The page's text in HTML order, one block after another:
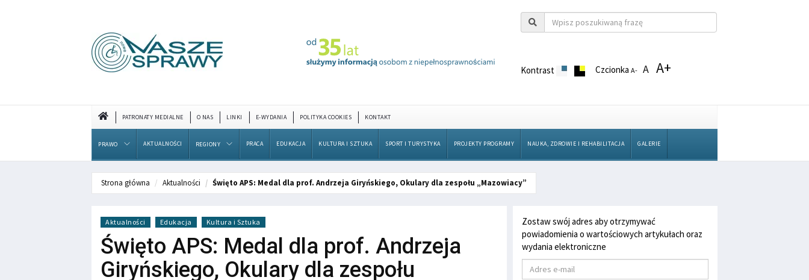
Kontrast CzcionkaA- A A+
PATRONATY MEDIALNE O NAS LINKI E-WYDANIA POLITYKA COOKIES KONTAKT
PRAWO AKTUALNOŚCI REGIONY PRACA EDUKACJA KULTURA I SZTUKA SPORT I TURYSTYKA PROJEKTY PROGRAMY NAUKA, ZDROWIE I REHABILITACJA GALERIE
Strona główna Aktualności Święto APS: Medal dla prof. Andrzeja Giryńskiego, Okulary dla zespołu „Mazowiacy”
Aktualności Edukacja Kultura i Sztuka
Święto APS: Medal dla prof. Andrzeja
Giryńskiego, Okulary dla zespołu
Zostaw swój adres aby otrzymywać
powiadomienia o wartościowych artykułach oraz
wydania elektroniczne